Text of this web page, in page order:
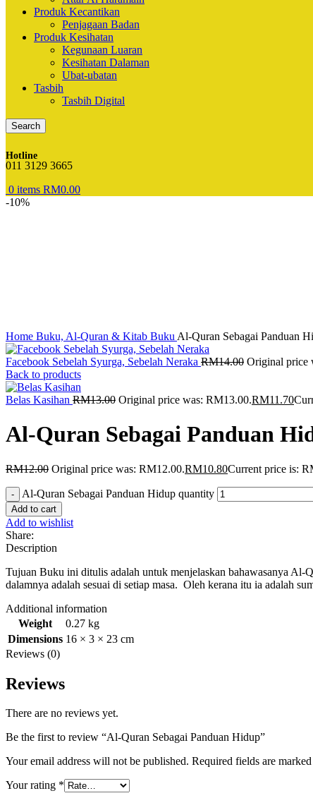
Produk Kecantikan
Penjagaan Badan
Produk Kesihatan
Kegunaan Luaran
Kesihatan Dalaman
Ubat-ubatan
Tasbih
Tasbih Digital
Search
Hotline
011 3129 3665
0 items RM0.00
-10%
Home Buku, Al-Quran & Kitab Buku Al-Quran Sebagai Panduan
Facebook Sebelah Syurga, Sebelah Neraka RM14.00 Original price
Back to products
Belas Kasihan RM13.00 Original price was: RM13.00.RM11.70
Al-Quran Sebagai Panduan
RM12.00 Original price was: RM12.00.RM10.80Current price is:
Al-Quran Sebagai Panduan Hidup quantity
Add to cart
Add to wishlist
Share:
Description
Tujuan Buku ini ditulis adalah untuk menjelaskan bahawasanya Al-
dalamnya adalah sesuai di setiap masa. Oleh kerana itu ia adalah
Additional information
Weight
0.27 kg
Dimensions 16 × 3 × 23 cm
Reviews (0)
Reviews
There are no reviews yet.
Be the first to review “Al-Quran Sebagai Panduan Hidup”
Your email address will not be published. Required fields are marked
Your rating *